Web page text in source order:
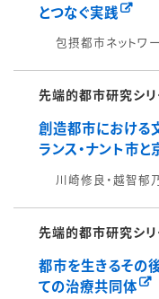
とつなぐ実践
包摂都市ネットワ
先端的都市研究シ
創造都市における
ランス・ナント市
川崎修良・越智郁
先端的都市研究シ
都市を生きるその
ての治療共同体